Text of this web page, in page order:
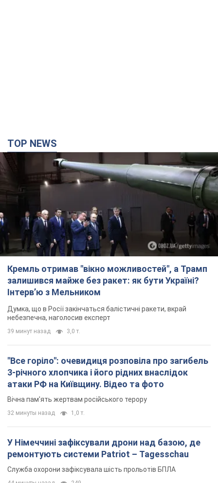
TOP NEWS
Кремль отримав "вікно можливостей", а Трамп
залишився майже без ракет: як бути Україні?
Інтерв’ю з Мельником
Думка, що в Росії закінчаться балістичні ракети, вкрай
небезпечна, наголосив експерт
39 минут назад 3,0 т.
"Все горіло": очевидиця розповіла про загибель
3-річного хлопчика і його рідних внаслідок
атаки РФ на Київщину. Відео та фото
Вічна пам'ять жертвам російського терору
32 минуты назад 1,0 т.
У Німеччині зафіксували дрони над базою, де
ремонтують системи Patriot – Tagesschau
Служба охорони зафіксувала шість прольотів БПЛА